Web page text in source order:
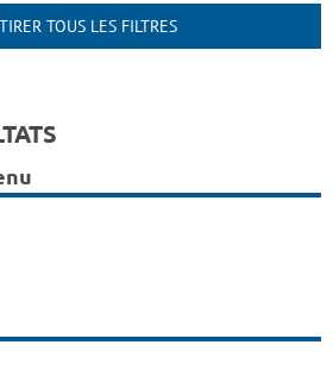
TOUS LES FILTRES